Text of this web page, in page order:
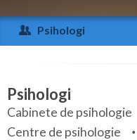
Arad
Arges
Bihor
Bistrita-Nasaud
Psihologi
Specialitati
Servicii
Psihologi
Cabinete de psihologie
Centre de psihologie